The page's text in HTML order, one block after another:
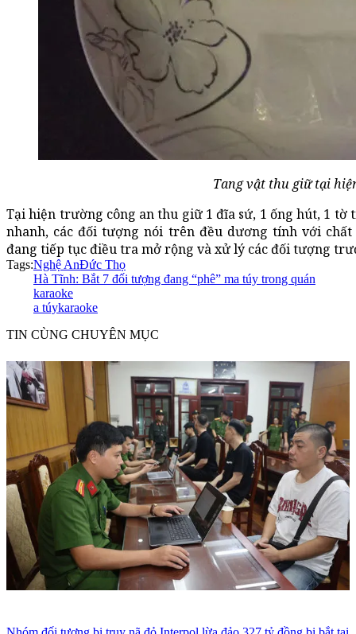
Tang vật thu giữ tại
Tại hiện trường công an thu giữ 1 đĩa sứ, 1 ống hút, 1 tờ
nhanh, các đối tượng nói trên đều dương tính với
đang tiếp tục điều tra mở rộng và xử lý các đối tượng
Tags:Nghệ AnĐức Thọ
Hà Tĩnh: Bắt 7 đối tượng đang “phê” ma túy trong quán
karaoke
a túykaraoke
TIN CÙNG CHUYÊN MỤC